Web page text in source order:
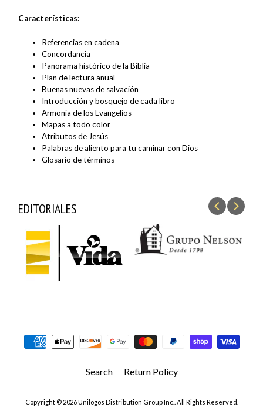
Características:
Referencias en cadena
Concordancia
Panorama histórico de la Biblia
Plan de lectura anual
Buenas nuevas de salvación
Introducción y bosquejo de cada libro
Armonía de los Evangelios
Mapas a todo color
Atributos de Jesús
Palabras de aliento para tu caminar con Dios
Glosario de términos
EDITORIALES
Search Return Policy
Copyright © 2026Unilogos Distribution Group Inc. . All Rights Reserved.